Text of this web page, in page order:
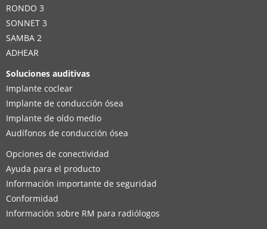
RONDO 3
SONNET 3
SAMBA 2
ADHEAR
Soluciones auditivas
Implante coclear
Implante de conducción ósea
Implante de oído medio
Audífonos de conducción ósea
Opciones de conectividad
Ayuda para el producto
Información importante de seguridad
Conformidad
Información sobre RM para radiólogos